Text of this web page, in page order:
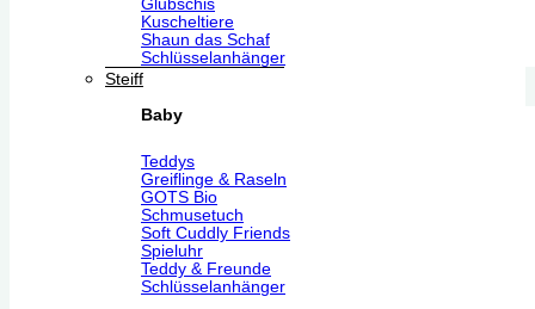
Glubschis
Kuscheltiere
Shaun das Schaf
Schlüsselanhänger
Steiff
Baby
Teddys
Greiflinge & Raseln
GOTS Bio
Schmusetuch
Soft Cuddly Friends
Spieluhr
Teddy & Freunde
Schlüsselanhänger